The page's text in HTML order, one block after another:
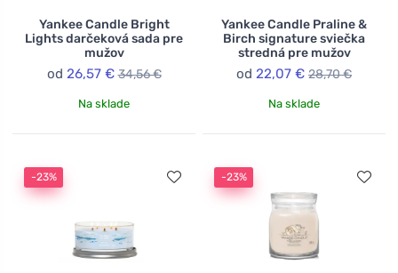
Yankee Candle Bright
Lights darčeková sada pre
mužov
od 26,57 € 34,56 €
Na sklade
Yankee Candle Praline &
Birch signature sviečka
stredná pre mužov
od 22,07 € 28,70 €
Na sklade
-23% -23%